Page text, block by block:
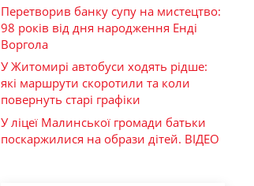
Перетворив банку супу на мистецтво:
98 років від дня народження Енді
Воргола
У Житомирі автобуси ходять рідше:
які маршрути скоротили та коли
повернуть старі графіки
У ліцеї Малинської громади батьки
поскаржилися на образи дітей. ВІДЕО